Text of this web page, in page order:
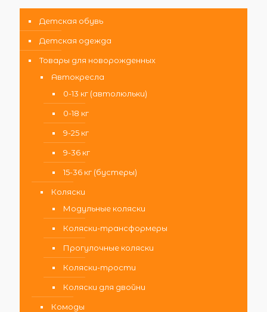
Детская обувь
Детская одежда
Товары для новорожденных
Автокресла
0-13 кг (автолюльки)
0-18 кг
9-25 кг
9-36 кг
15-36 кг (бустеры)
Коляски
Модульные коляски
Коляски-трансформеры
Прогулочные коляски
Коляски-трости
Коляски для двойни
Комоды